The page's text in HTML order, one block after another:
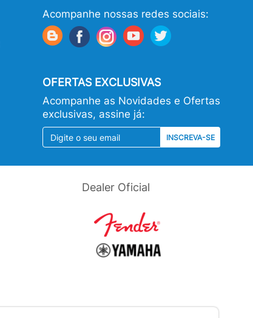
Acompanhe nossas redes sociais:
OFERTAS EXCLUSIVAS
Acompanhe as Novidades e Ofertas
exclusivas, assine já:
INSCREVA-SE
Dealer Oficial